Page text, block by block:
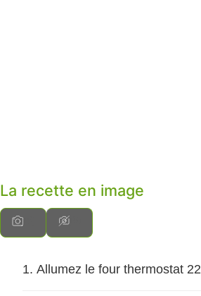
La recette en image
Allumez le four thermostat